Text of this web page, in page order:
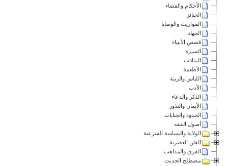
الأحكام والقضاء
الجنائز
المواريث والوصايا
الجهاد
قصص الأنبياء
السيرة
المناقب
الأطعمة
اللباس والزينة
الأدب
الذكر والدعاء
الأيمان والنذور
الحدود والجنايات
أصول الفقه
الولاية والسياسة الشرعية
الفتن العصرية
الفرق والمذاهب
مصطلح الحديث